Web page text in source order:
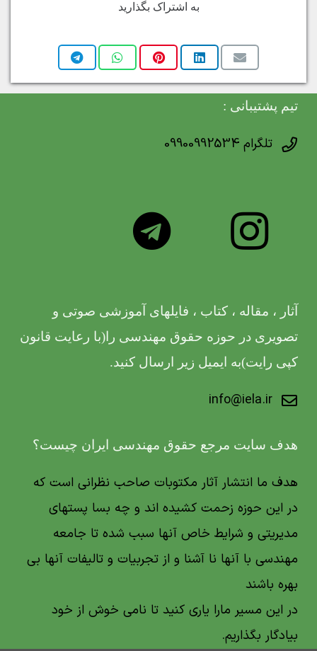
به اشتراک بگذارید
تیم پشتیبانی :
تلگرام 09900992534
آثار ، مقاله ، کتاب ، فایلهای آموزشی صوتی و
تصویری در حوزه حقوق مهندسی را(با رعایت قانون
کپی رایت)به ایمیل زیر ارسال کنید.
info@iela.ir
هدف سایت مرجع حقوق مهندسی ایران چیست؟
هدف ما انتشار آثار مکتوبات صاحب نظرانی است که
در این حوزه زحمت کشیده اند و چه بسا پستهای
مدیریتی و شرایط خاص آنها سبب شده تا جامعه
مهندسی با آنها نا آشنا و از تجربیات و تالیفات آنها بی
بهره باشند
در این مسیر مارا یاری کنید تا نامی خوش از خود
بیادگار بگذاریم.